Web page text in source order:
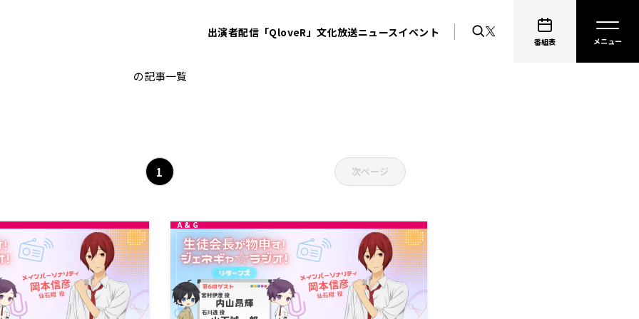
出演者配信「QloveR」文化放送ニュースイベント
番組表
の記事一覧
1 次ページ